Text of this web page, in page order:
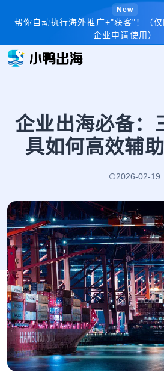
New
帮你自动执行海外推广+"获客"！（
企业申请使用）
企业出海必备：
具如何高效辅
2026-02-19